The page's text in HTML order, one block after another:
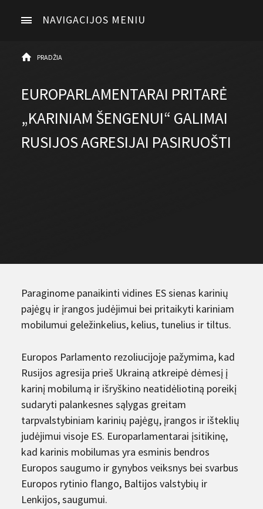
NAVIGACIJOS MENIU
PRADŽIA
EUROPARLAMENTARAI PRITARĖ
„KARINIAM ŠENGENUI“ GALIMAI
RUSIJOS AGRESIJAI PASIRUOŠTI
Paraginome panaikinti vidines ES sienas karinių
pajėgų ir įrangos judėjimui bei pritaikyti kariniam
mobilumui geležinkelius, kelius, tunelius ir tiltus.
Europos Parlamento rezoliucijoje pažymima, kad
Rusijos agresija prieš Ukrainą atkreipė dėmesį į
karinį mobilumą ir išryškino neatidėliotiną poreikį
sudaryti palankesnes sąlygas greitam
tarpvalstybiniam karinių pajėgų, įrangos ir išteklių
judėjimui visoje ES. Europarlamentarai įsitikinę,
kad karinis mobilumas yra esminis bendros
Europos saugumo ir gynybos veiksnys bei svarbus
Europos rytinio flango, Baltijos valstybių ir
Lenkijos, saugumui.